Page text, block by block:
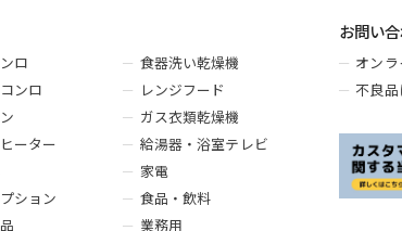
ロ
ンロ
ーター
ション
食器洗い乾燥機
レンジフード
ガス衣類乾燥機
給湯器・浴室テレビ
家電
食品・飲料
業務用
お問い
オン
不良品